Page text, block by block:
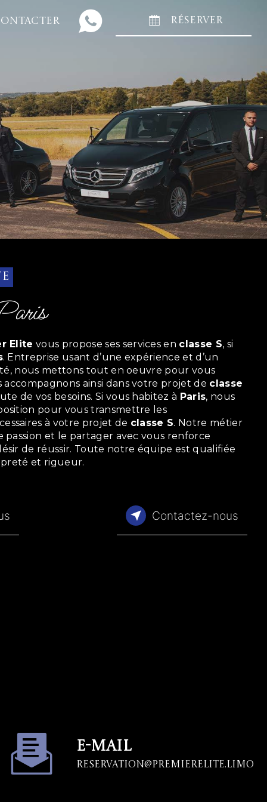
RÉSERVER
Elite vous propose ses services en classe S, si
. Entreprise usant d’une expérience et d’un
nous mettons tout en oeuvre pour vous
accompagnons ainsi dans votre projet de classe
de vos besoins. Si vous habitez à Paris, nous
pour vous transmettre les
à votre projet de classe S. Notre métier
et le partager avec vous renforce
de réussir. Toute notre équipe est qualifiée
et rigueur.
Contactez-nous
E-mail
Reservation@premierelite.limo